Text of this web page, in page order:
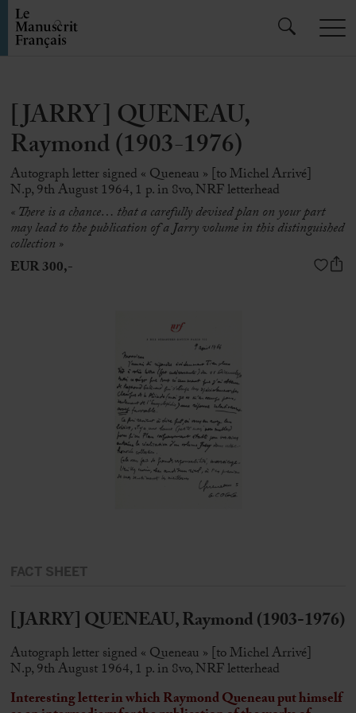
[JARRY] QUENEAU,
Raymond (1903-1976)
Autograph letter signed « Queneau » [to Michel Arrivé]
N.p, 9th August 1964, 1 p. in 8vo, NRF letterhead
« There is a chance… that a carefully devised plan on your part
may lead to the publication of a Jarry volume in this distinguished
collection »
EUR 300,-
FACT SHEET
[JARRY] QUENEAU, Raymond (1903-1976)
Autograph letter signed « Queneau » [to Michel Arrivé]
N.p, 9th August 1964, 1 p. in 8vo, NRF letterhead
Interesting letter in which Raymond Queneau put himself